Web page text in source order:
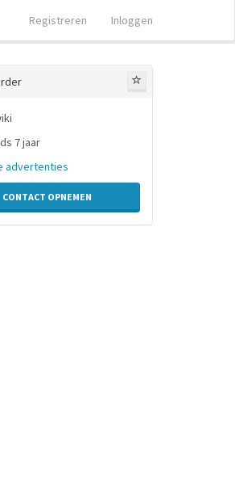
Registreren Inloggen
7 jaar
advertenties
CONTACT OPNEMEN